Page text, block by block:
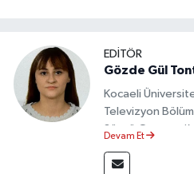
EDİTÖR
Gözde Gül
Kocaeli
Televizyon
Sözcü
Devam Et